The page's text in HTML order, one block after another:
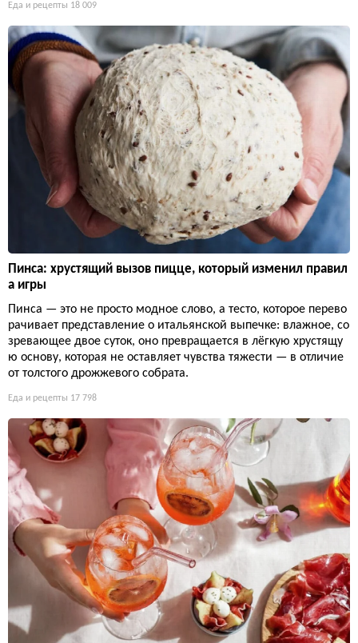
Еда и рецепты 18 009
Пинса: хрустящий вызов пицце, который изменил правил
а игры
Пинса — это не просто модное слово, а тесто, которое перево
рачивает представление о итальянской выпечке: влажное, со
зревающее двое суток, оно превращается в лёгкую хрустящу
ю основу, которая не оставляет чувства тяжести — в отличие
от толстого дрожжевого собрата.
Еда и рецепты 17 798